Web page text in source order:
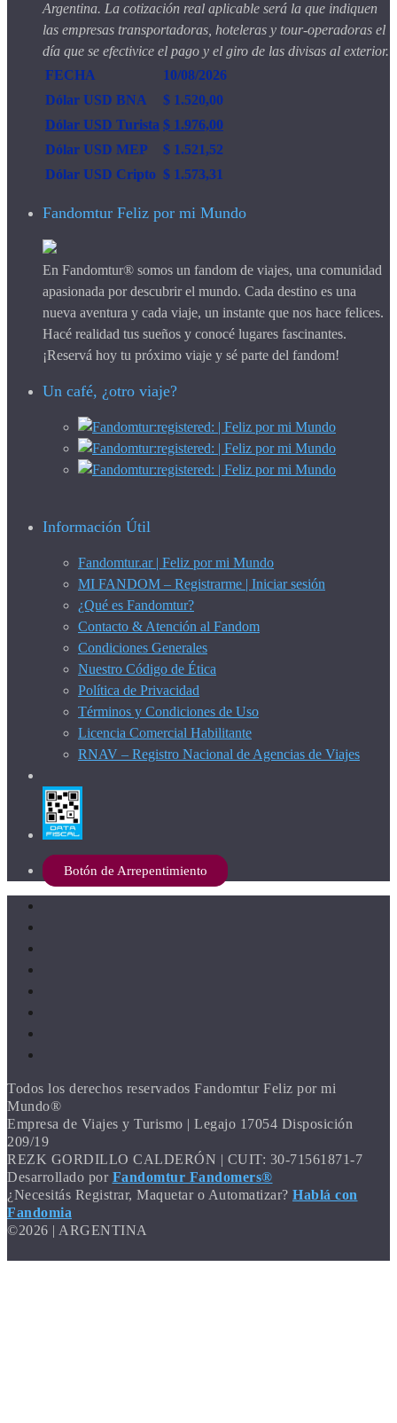
Argentina. La cotización real aplicable será la que indiquen
las empresas transportadoras, hoteleras y tour-operadoras el
día que se efectivice el pago y el giro de las divisas al exterior.
FECHA
10/08/2026
Dólar USD BNA
$ 1.520,00
Dólar USD Turista $ 1.976,00
Dólar USD MEP
$ 1.521,52
Dólar USD Cripto $ 1.573,31
Fandomtur Feliz por mi Mundo
En Fandomtur® somos un fandom de viajes, una comunidad
apasionada por descubrir el mundo. Cada destino es una
nueva aventura y cada viaje, un instante que nos hace felices.
Hacé realidad tus sueños y conocé lugares fascinantes.
¡Reservá hoy tu próximo viaje y sé parte del fandom!
Un café, ¿otro viaje?
Información Útil
Fandomtur.ar | Feliz por mi Mundo
MI FANDOM – Registrarme | Iniciar sesión
¿Qué es Fandomtur?
Contacto & Atención al Fandom
Condiciones Generales
Nuestro Código de Ética
Política de Privacidad
Términos y Condiciones de Uso
Licencia Comercial Habilitante
RNAV – Registro Nacional de Agencias de Viajes
Botón de Arrepentimiento
Todos los derechos reservados Fandomtur Feliz por mi
Mundo®
Empresa de Viajes y Turismo | Legajo 17054 Disposición
209/19
REZK GORDILLO CALDERÓN | CUIT: 30-71561871-7
Desarrollado por Fandomtur Fandomers®
¿Necesitás Registrar, Maquetar o Automatizar? Hablá con
Fandomia
©2026 | ARGENTINA